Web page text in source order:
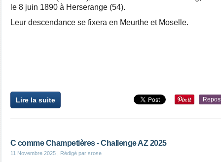
le 8 juin 1890 à Herserange (54).
Leur descendance se fixera en Meurthe et Moselle.
Lire la suite
C comme Champetières - Challenge AZ 2025
11 Novembre 2025 , Rédigé par srose